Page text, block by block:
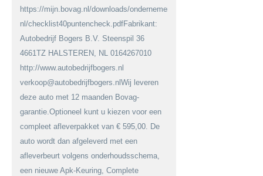
https://mijn.bovag.nl/downloads/ondernemerschap/viabovag-
nl/checklist40puntencheck.pdfFabrikant:
Autobedrijf Bogers B.V. Steenspil 36
4661TZ HALSTEREN, NL 0164267010
http://www.autobedrijfbogers.nl
verkoop@autobedrijfbogers.nlWij leveren
deze auto met 12 maanden Bovag-
garantie.Optioneel kunt u kiezen voor een
compleet afleverpakket van € 595,00. De
auto wordt dan afgeleverd met een
afleverbeurt volgens onderhoudsschema,
een nieuwe Apk-Keuring, Complete